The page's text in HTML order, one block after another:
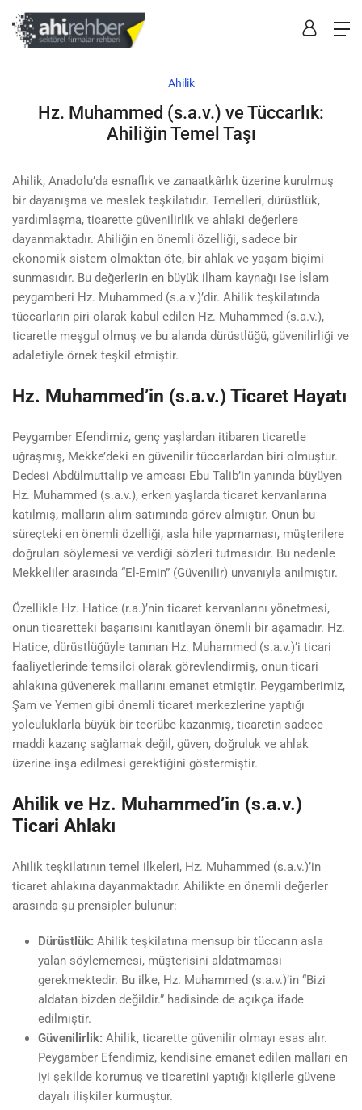
Ahilik
Hz. Muhammed (s.a.v.) ve Tüccarlık:
Ahiliğin Temel Taşı
Ahilik, Anadolu’da esnaflık ve zanaatkârlık üzerine kurulmuş
bir dayanışma ve meslek teşkilatıdır. Temelleri, dürüstlük,
yardımlaşma, ticarette güvenilirlik ve ahlaki değerlere
dayanmaktadır. Ahiliğin en önemli özelliği, sadece bir
ekonomik sistem olmaktan öte, bir ahlak ve yaşam biçimi
sunmasıdır. Bu değerlerin en büyük ilham kaynağı ise İslam
peygamberi Hz. Muhammed (s.a.v.)’dir. Ahilik teşkilatında
tüccarların piri olarak kabul edilen Hz. Muhammed (s.a.v.),
ticaretle meşgul olmuş ve bu alanda dürüstlüğü, güvenilirliği ve
adaletiyle örnek teşkil etmiştir.
Hz. Muhammed’in (s.a.v.) Ticaret Hayatı
Peygamber Efendimiz, genç yaşlardan itibaren ticaretle
uğraşmış, Mekke’deki en güvenilir tüccarlardan biri olmuştur.
Dedesi Abdülmuttalip ve amcası Ebu Talib’in yanında büyüyen
Hz. Muhammed (s.a.v.), erken yaşlarda ticaret kervanlarına
katılmış, malların alım-satımında görev almıştır. Onun bu
süreçteki en önemli özelliği, asla hile yapmaması, müşterilere
doğruları söylemesi ve verdiği sözleri tutmasıdır. Bu nedenle
Mekkeliler arasında “El-Emin” (Güvenilir) unvanıyla anılmıştır.
Özellikle Hz. Hatice (r.a.)’nin ticaret kervanlarını yönetmesi,
onun ticaretteki başarısını kanıtlayan önemli bir aşamadır. Hz.
Hatice, dürüstlüğüyle tanınan Hz. Muhammed (s.a.v.)’i ticari
faaliyetlerinde temsilci olarak görevlendirmiş, onun ticari
ahlakına güvenerek mallarını emanet etmiştir. Peygamberimiz,
Şam ve Yemen gibi önemli ticaret merkezlerine yaptığı
yolculuklarla büyük bir tecrübe kazanmış, ticaretin sadece
maddi kazanç sağlamak değil, güven, doğruluk ve ahlak
üzerine inşa edilmesi gerektiğini göstermiştir.
Ahilik ve Hz. Muhammed’in (s.a.v.)
Ticari Ahlakı
Ahilik teşkilatının temel ilkeleri, Hz. Muhammed (s.a.v.)’in
ticaret ahlakına dayanmaktadır. Ahilikte en önemli değerler
arasında şu prensipler bulunur:
Dürüstlük: Ahilik teşkilatına mensup bir tüccarın asla
yalan söylememesi, müşterisini aldatmaması
gerekmektedir. Bu ilke, Hz. Muhammed (s.a.v.)’in “Bizi
aldatan bizden değildir.” hadisinde de açıkça ifade
edilmiştir.
Güvenilirlik: Ahilik, ticarette güvenilir olmayı esas alır.
Peygamber Efendimiz, kendisine emanet edilen malları en
iyi şekilde korumuş ve ticaretini yaptığı kişilerle güvene
dayalı ilişkiler kurmuştur.